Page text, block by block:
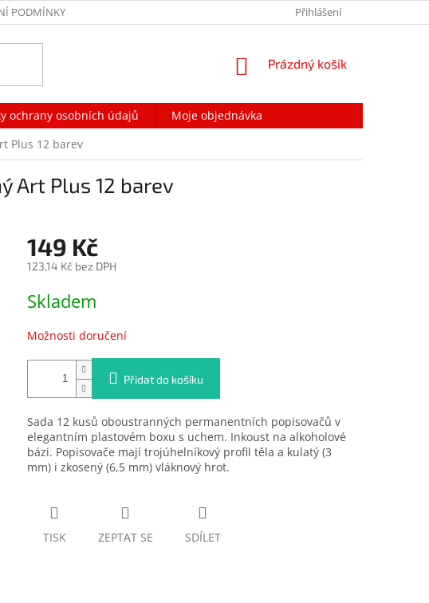
PODMÍNKY NAPIŠTE NÁM
Přihlášení
NÁKUPNÍ
Prázdný košík
ochrany osobních údajů
Moje objednávka
Plus 12 barev
Art Plus 12 barev
149 Kč
123,14 Kč bez DPH
cena:
Skladem
Možnosti doručení
Přidat do košíku
Sada 12 kusů oboustranných permanentních popisovačů v
elegantním plastovém boxu s uchem. Inkoust na alkoholové
bázi. Popisovače mají trojúhelníkový profil těla a kulatý (3
mm) i zkosený (6,5 mm) vláknový hrot.
TISK ZEPTAT SE SDÍLET